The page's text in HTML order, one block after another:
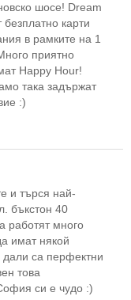
шосе! Dream
карти
в рамките на 1
приятно
Happy Hour!
така задържат
:)
и търся най-
бъкстон 40
работят много
имат някой
дали са перфектни
това
си е чудо :)